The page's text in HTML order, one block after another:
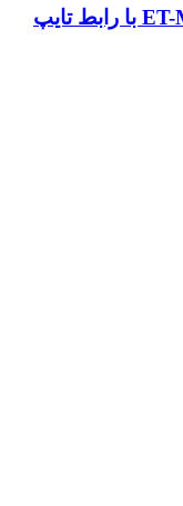
میکروفون یقه ای ارلدام مدل ET-MC12 با رابط تایپ